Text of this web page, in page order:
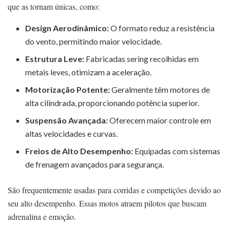
que as tornam únicas, como:
Design Aerodinâmico:O formato reduz a resistência
do vento, permitindo maior velocidade.
Estrutura Leve: Fabricadas sering recolhidas em
metais leves, otimizam a aceleração.
Motorização Potente:Geralmente têm motores de
alta cilindrada, proporcionando potência superior.
Suspensão Avançada:Oferecem maior controle em
altas velocidades e curvas.
Freios de Alto Desempenho: Equipadas com sistemas
de frenagem avançados para segurança.
São frequentemente usadas para corridas e competições devido ao
seu alto desempenho. Essas motos atraem pilotos que buscam
adrenalina e emoção.